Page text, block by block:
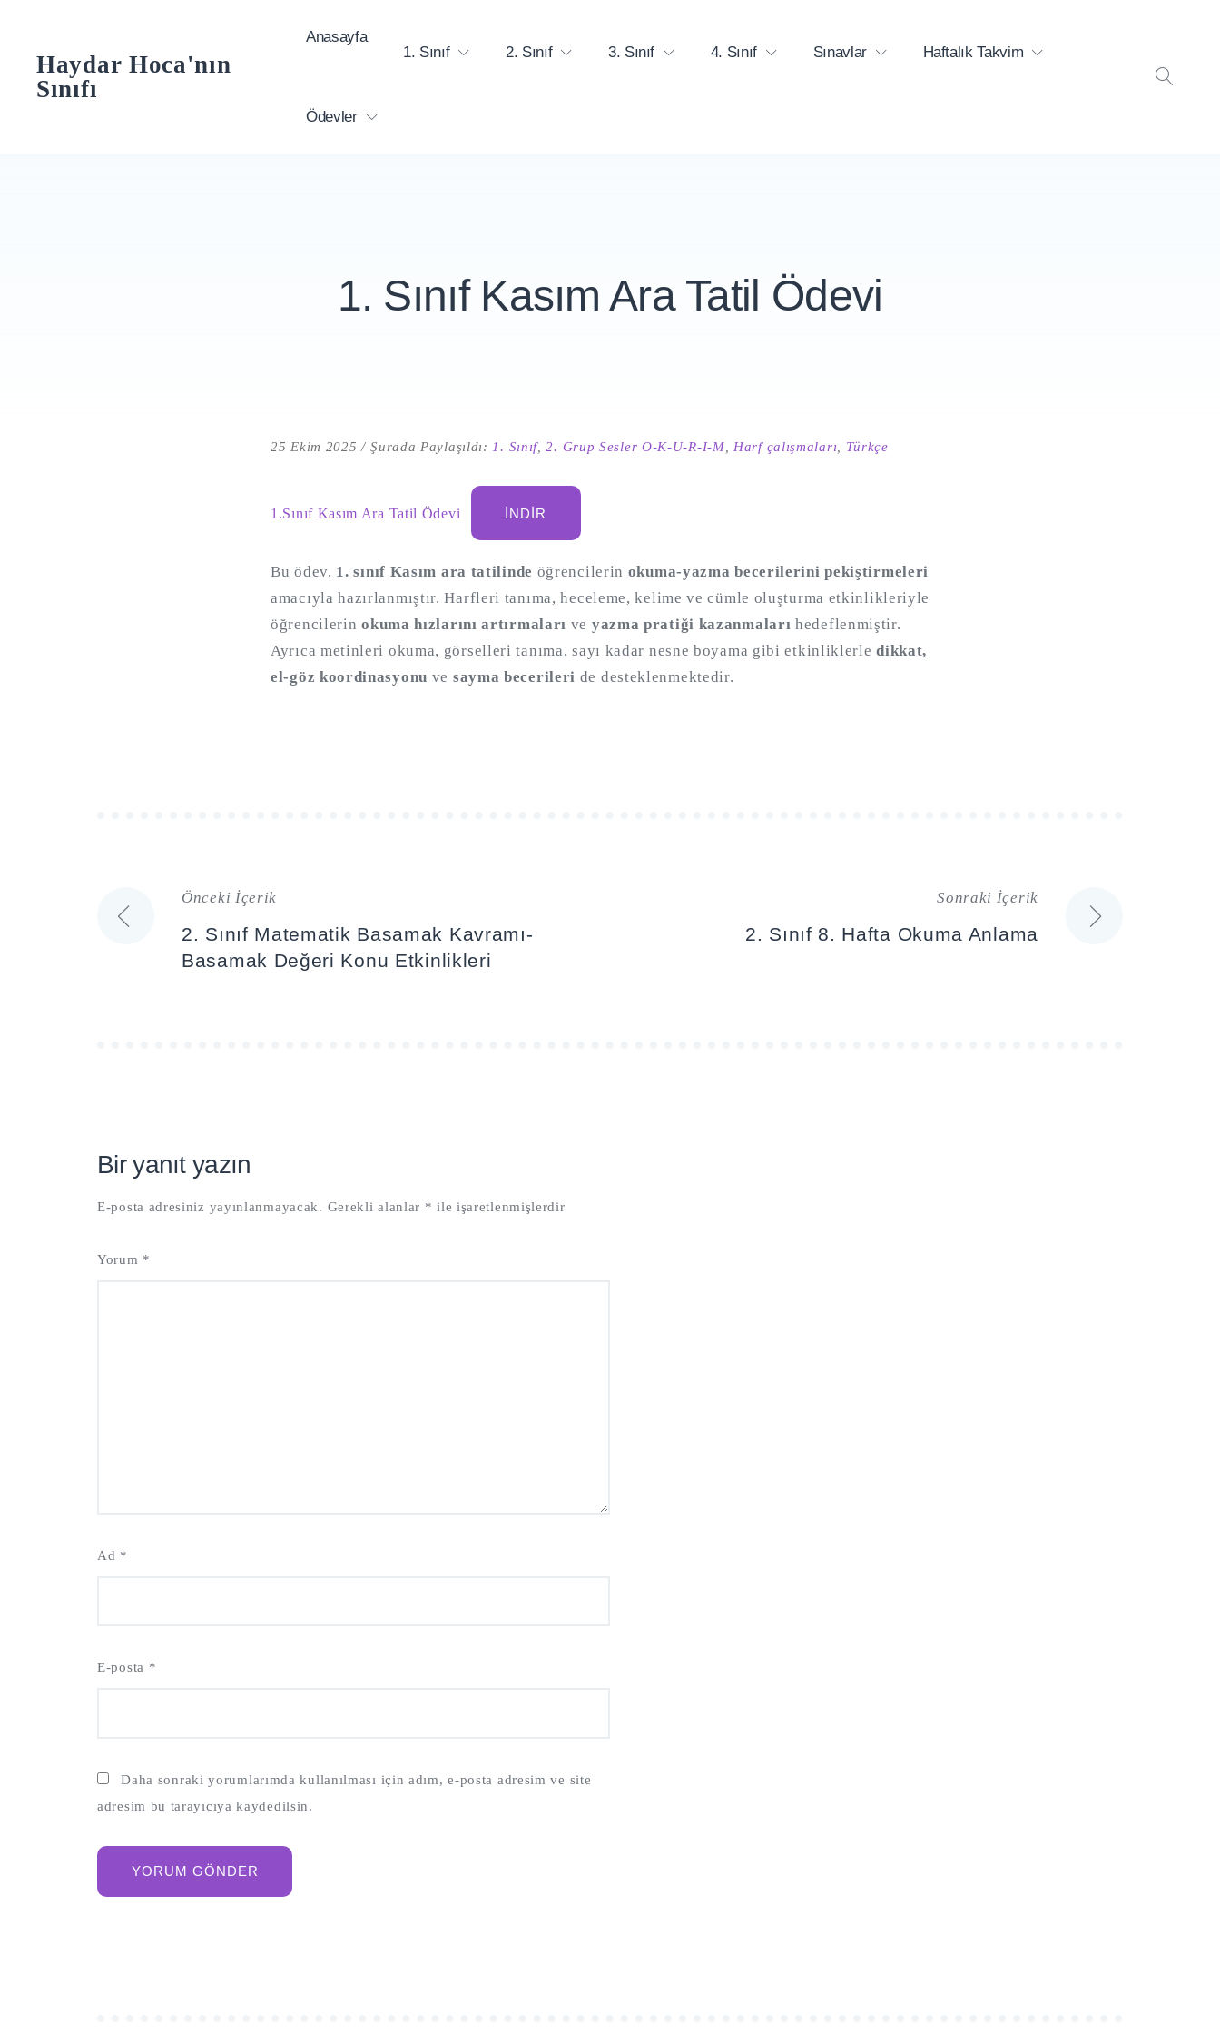
contentHaydar Hoca'nın
Sınıfı
Anasayfa
1. Sınıf
2. Sınıf 3. Sınıf 4. Sınıf Sınavlar Haftalık Takvim
Ödevler
1. Sınıf Kasım Ara Tatil Ödevi
25 Ekim 2025 Şurada Paylaşıldı: 1. Sınıf,2. Grup Sesler O-K-U-R-I-M Harf çalışmaları Türkçe
1.Sınıf Kasım Ara Tatil Ödevi İNDIR
Bu ödev, 1. sınıf Kasım ara tatilinde öğrencilerin okuma-yazma becerilerini pekiştirmeleri
amacıyla hazırlanmıştır. Harfleri tanıma, heceleme, kelime ve cümle oluşturma etkinlikleriyle
öğrencilerinokuma hızlarını artırmaları ve yazma pratiği kazanmaları hedeflenmiştir.
Ayrıca metinleri okuma, görselleri tanıma, sayı kadar nesne boyama gibi etkinliklerledikkat,
el-göz koordinasyonu ve sayma becerileri de desteklenmektedir.
Yazı
gezinmesi
Önceki İçerik
2. Sınıf Matematik Basamak Kavramı-
Basamak Değeri Konu Etkinlikleri
Sonraki İçerik
2. Sınıf 8. Hafta Okuma Anlama
Bir yanıt yazın
E-posta adresiniz yayınlanmayacak. Gerekli alanlar * ile işaretlenmişlerdir
Yorum *
Ad *
E-posta *
Daha sonraki yorumlarımda kullanılması için adım, e-posta adresim ve site
adresim bu tarayıcıya kaydedilsin.